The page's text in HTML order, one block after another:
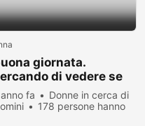
giornata.
di vedere se
esiste ancora
fa
Donne in cerca di
178 persone hanno